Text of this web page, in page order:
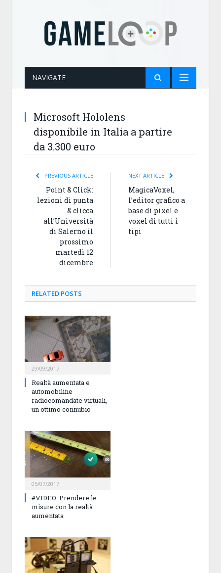
NAVIGATE
Microsoft Hololens
disponibile in Italia a partire
da 3.300 euro
PREVIOUS ARTICLE
Point & Click:
lezioni di punta
& clicca
all’Università
di Salerno il
prossimo
martedì 12
dicembre
NEXT ARTICLE
MagicaVoxel,
l’editor grafico a
base di pixel e
voxel di tutti i
tipi
RELATED POSTS
29/09/2017
Realtà aumentata e
automobiline
radiocomandate virtuali,
un ottimo connubio
05/07/2017
#VIDEO: Prendere le
misure con la realtà
aumentata